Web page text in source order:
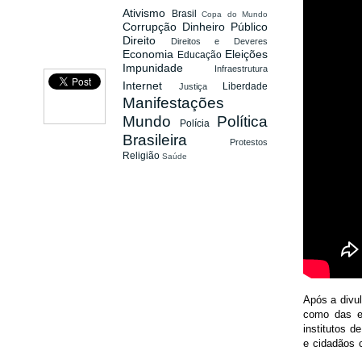
Após a
como das
institutos
e cidadãos
Ativismo Brasil Copa do Mundo
Corrupção Dinheiro Público
Direito
Direitos e Deveres
Economia Educação Eleições
Impunidade
Infraestrutura
Internet Justiça Liberdade
Manifestações
Mundo
Polícia Política
Brasileira
Protestos
Religião Saúde